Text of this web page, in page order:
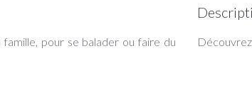
pour se balader ou faire du